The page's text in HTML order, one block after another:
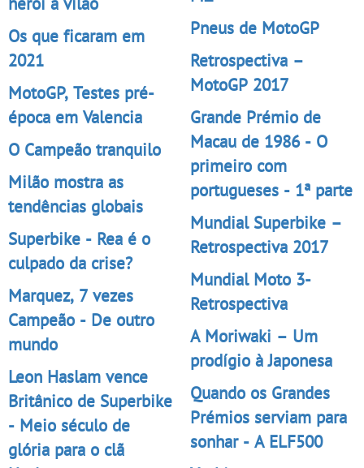
Os que ficaram em
2021
MotoGP, Testes pré-
época em Valencia
O Campeão tranquilo
Milão mostra as
tendências globais
Superbike - Rea é o
culpado da crise?
Marquez, 7 vezes
Campeão - De outro
mundo
Leon Haslam vence
Britânico de Superbike
- Meio século de
glória para o clã
Pneus de MotoGP
Retrospectiva –
MotoGP 2017
Grande Prémio de
Macau de 1986 - O
primeiro com
portugueses - 1ª parte
Mundial Superbike –
Retrospectiva 2017
Mundial Moto 3-
Retrospectiva
A Moriwaki – Um
prodígio à Japonesa
Quando os Grandes
Prémios serviam para
sonhar - A ELF500